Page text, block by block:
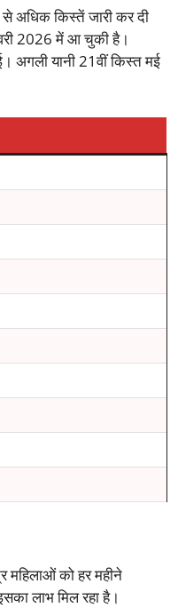
किस्तें जारी कर दी
2026 में आ चुकी है।
अगली यानी 21वीं किस्त मई
महिलाओं को हर महीने
लाभ मिल रहा है।